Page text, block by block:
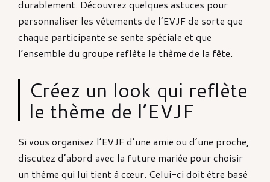
durablement. Découvrez quelques astuces pour
personnaliser les vêtements de l’EVJF de sorte que
chaque participante se sente spéciale et que
l’ensemble du groupe reflète le thème de la fête.
Créez un look qui reflète
le thème de l’EVJF
Si vous organisez l’EVJF d’une amie ou d’une proche,
discutez d’abord avec la future mariée pour choisir
un thème qui lui tient à cœur. Celui-ci doit être basé